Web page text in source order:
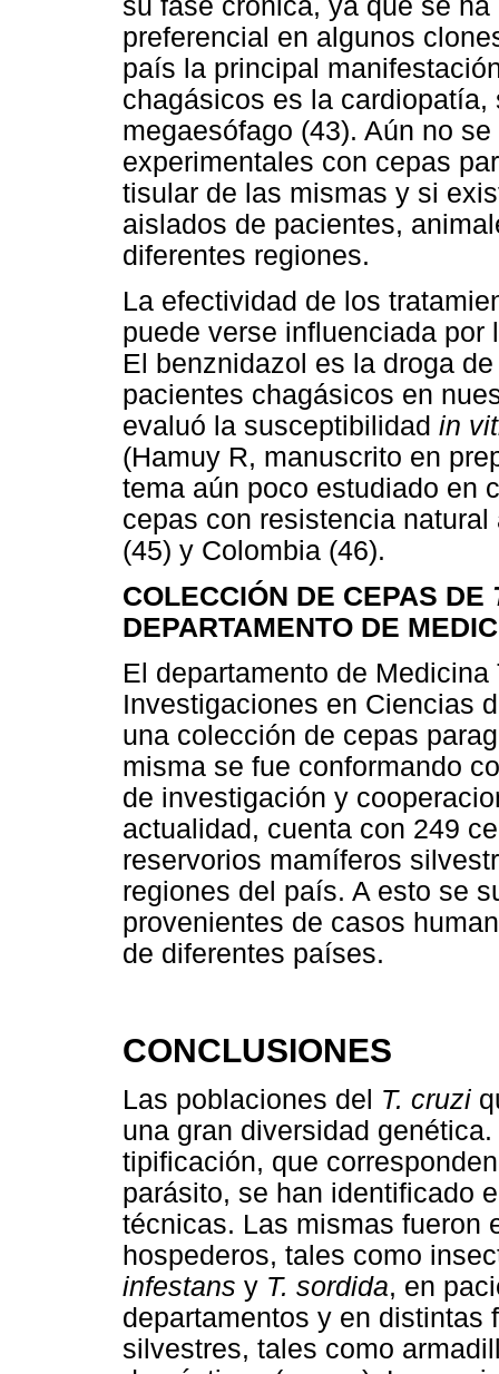
preferencial en algunos
país la principal
chagásicos es la
megaesófago (43). Aún no
experimentales con cepas
tisular de las mismas y si
aislados de pacientes,
diferentes regiones.
La efectividad de los
puede verse influenciada
El benznidazol es la droga
pacientes chagásicos en
evaluó la susceptibilidad in
(Hamuy R, manuscrito en
tema aún poco estudiado en
cepas con resistencia
(45) y Colombia (46).
COLECCIÓN DE CEPAS DE
DEPARTAMENTO DE
El departamento de
Investigaciones en Ciencias
una colección de cepas
misma se fue conformando
de investigación y
actualidad, cuenta con 249
reservorios mamíferos
regiones del país. A esto se
provenientes de casos
de diferentes países.
CONCLUSIONES
Las poblaciones del T. cruzi
una gran diversidad
tipificación, que
parásito, se han identificado
técnicas. Las mismas fueron
hospederos, tales como
infestans y T. sordida, en
departamentos y en distintas
silvestres, tales como